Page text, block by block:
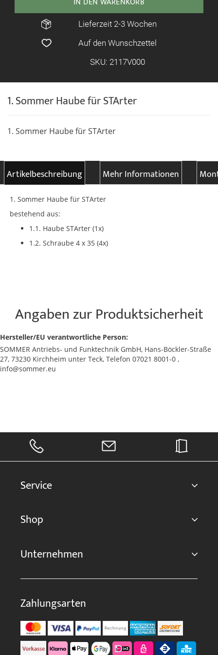
1. Sommer Haube für STArter
Lieferzeit 2-3 Wochen
Auf den Wunschzettel
SKU: 2117V000
1. Sommer Haube für STArter
Artikelbeschreibung Mehr Informationen
1. Sommer Haube für STArter
bestehend aus:
1.1. Haube STArter (1x)
1.2. Schraube 4 x 35 (4x)
Angaben zur Produktsicherheit
Hersteller/EU verantwortliche Person:
SOMMER Antriebs- und Funktechnik GmbH, Hans-Böckler-Straße
27, 73230 Kirchheim unter Teck, Telefon 07021 8001-0 ,
info@sommer.eu
Service
Shop
Unternehmen
Zahlungsarten